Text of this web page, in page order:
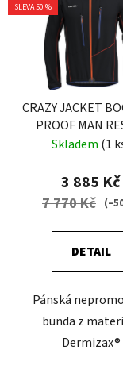
SLEVA 50 %
CRAZY JACKET
PROOF MAN
Skladem (1
3 885 Kč
7 770 Kč
DETAIL
Pánská
bunda z
Dermizax®